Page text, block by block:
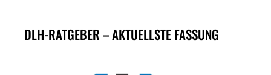
DLH-RATGEBER – AKTUELLSTE FASSUNG